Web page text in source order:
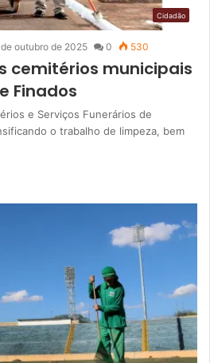
Cidadão
outubro de 2025 0 530
cemitérios municipais
Finados
e Serviços Funerários de
o trabalho de limpeza, bem